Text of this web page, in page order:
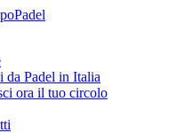
da Padel in Italia
ora il tuo circolo